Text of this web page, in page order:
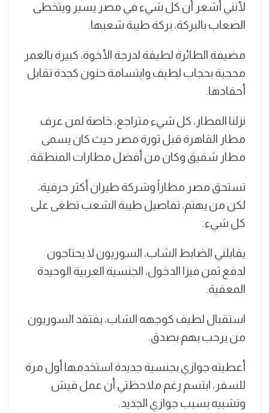
لأنني أشعر أن كل شيء في مصر يسير ويتخطى
الصعاب بالبركة، بركة طيبة شعبها.
مضيفة الطائرة لطيفة لدرجة الأخوة، كبيرة بالعمر
محجبة بحجاب لطيف وابتسامة حنون كجدة تقابل
أحفادها.
نزلنا المطار، كل شيء متراجع، خاصة لمن عرف
مطار القاهرة قبل ثورة مصر حيث كان يسمى
مطار شفيق وكان من أفضل مطارات المنطقة.
تستحق مصر مطاراً وشركة طيران أكثر حرفية،
لكن من يهتم، تفاصيل طيبة الشعب تطغى على
كل شيء.
يقابلني الضابط الشاب، السوريون لا يحتاجون
لدفع ثمن فيزا الدخول، الجنسية العربية الوحيدة
المعفية.
استقبال لطيف كوجهه الشاب، يفتقد السوريون
من يرحب بهم بصدق.
أعطيته جوازي بجنسية جديدة استخدمها أول مرة
للسفر، ابتسم رغم ملاحظتي أن عمل فيش
وتشبيه بسبب جوازي الجديد.